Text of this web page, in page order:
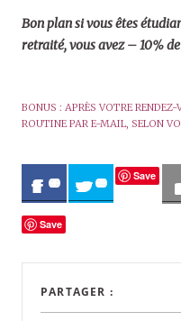
Bon plan si vous êtes
retraité, vous avez – 10%
BONUS : APRÈS VOTRE
ROUTINE PAR E-MAIL, SELON
0 0
Save
Save
PARTAGER :